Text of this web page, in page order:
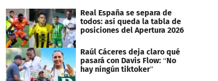
Real España se separa de
todos: así queda la tabla de
posiciones del Apertura 2026
Raúl Cáceres deja claro qué
pasará con Davis Flow: “No
hay ningún tiktoker”